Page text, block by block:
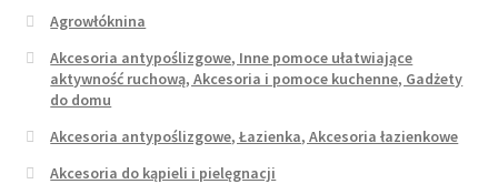
Agrowłóknina
Akcesoria antypoślizgowe, Inne pomoce ułatwiające
aktywność ruchową, Akcesoria i pomoce kuchenne, Gadżety
do domu
Akcesoria antypoślizgowe, Łazienka, Akcesoria łazienkowe
Akcesoria do kąpieli i pielęgnacji